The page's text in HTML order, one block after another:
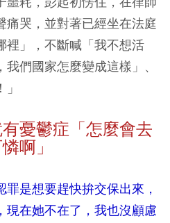
痛哭，並對著已經坐在法庭
裡」，不斷喊「我不想活
們國家怎麼變成這樣」、
憂鬱症「怎麼會去
啊」
是想要趕快拚交保出來，
現在她不在了，我也沒顧慮